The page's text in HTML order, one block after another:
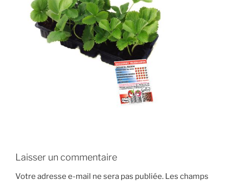
Laisser un commentaire
Votre adresse e-mail ne sera pas publiée. Les champs